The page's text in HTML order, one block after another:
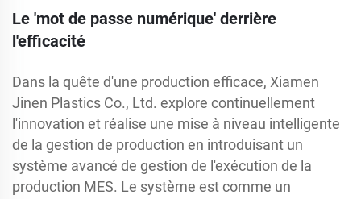
Le 'mot de passe numérique' derrière
l'efficacité
Dans la quête d'une production efficace, Xiamen
Jinen Plastics Co., Ltd. explore continuellement
l'innovation et réalise une mise à niveau intelligente
de la gestion de production en introduisant un
système avancé de gestion de l'exécution de la
production MES. Le système est comme un